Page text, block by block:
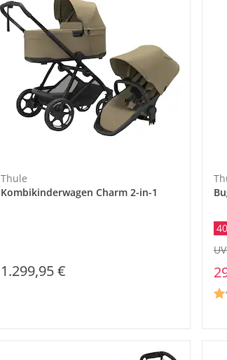
Thule
Kombikinderwagen Charm 2-in-1
1.299,95 €